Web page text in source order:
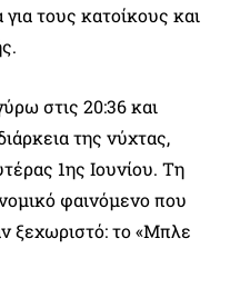
τους κατοίκους και
στις 20:36 και
της νύχτας,
1ης Ιουνίου. Τη
φαινόμενο που
ξεχωριστό: το «Μπλε